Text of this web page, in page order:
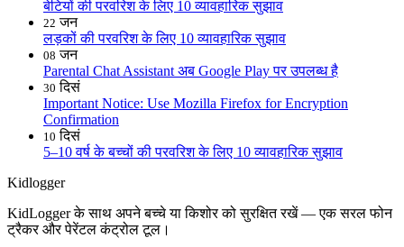
बेटियों की परवरिश के लिए 10 व्यावहारिक सुझाव
22 जन
लड़कों की परवरिश के लिए 10 व्यावहारिक सुझाव
08 जन
Parental Chat Assistant अब Google Play पर उपलब्ध है
30 दिसं
Important Notice: Use Mozilla Firefox for Encryption
Confirmation
10 दिसं
5–10 वर्ष के बच्चों की परवरिश के लिए 10 व्यावहारिक सुझाव
Kidlogger
KidLogger के साथ अपने बच्चे या किशोर को सुरक्षित रखें — एक सरल फोन
ट्रैकर और पेरेंटल कंट्रोल टूल।